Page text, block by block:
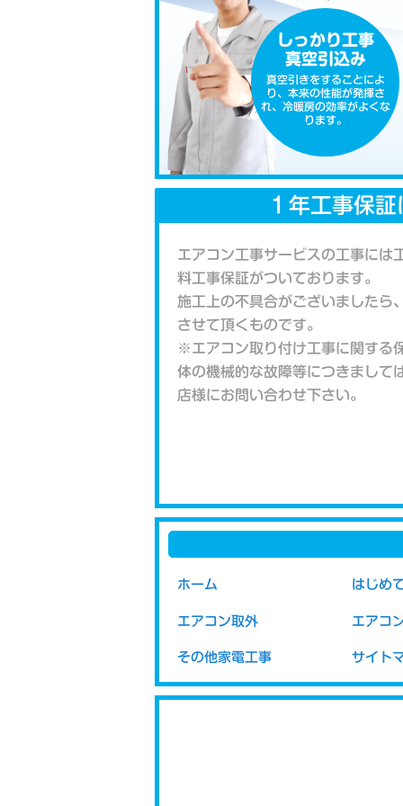
しっかり工事
真空引込み
真空引きをすることによ
り、本来の性能が発揮さ
れ、冷暖房の効率がよくな
ります。
１年工事保
エアコン工事サービスの工事には
料工事保証がついております。
施工上の不具合がございましたら
させて頂くものです。
※エアコン取り付け工事に関する
体の機械的な故障等につきまして
店様にお問い合わせ下さい。
ホーム はじめ
エアコン取外 エアコ
その他家電工事 サイト